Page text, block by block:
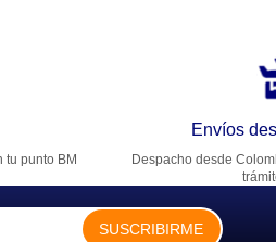
tu punto BM
Envíos
Despacho desde
SUSCRIBIRME